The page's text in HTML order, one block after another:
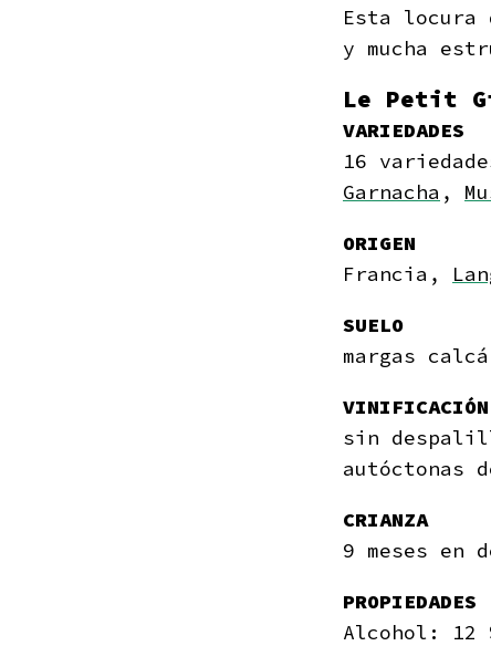
Esta locura
y mucha
Le Petit
VARIEDADES
16
Garnacha ,
ORIGEN
Francia,
SUELO
margas
VINIFICACIÓN
sin
autóctonas
CRIANZA
9 meses en
PROPIEDADES
Alcohol: 12